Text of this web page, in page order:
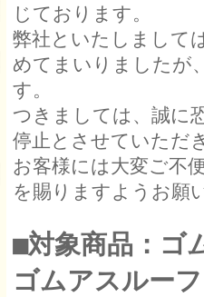
じております。
弊社といたしまして
めてまいりましたが
す。
つきましては、誠に
停止とさせていただ
お客様には大変ご不
を賜りますようお願
■対象商品：ゴ
ゴムアスルー